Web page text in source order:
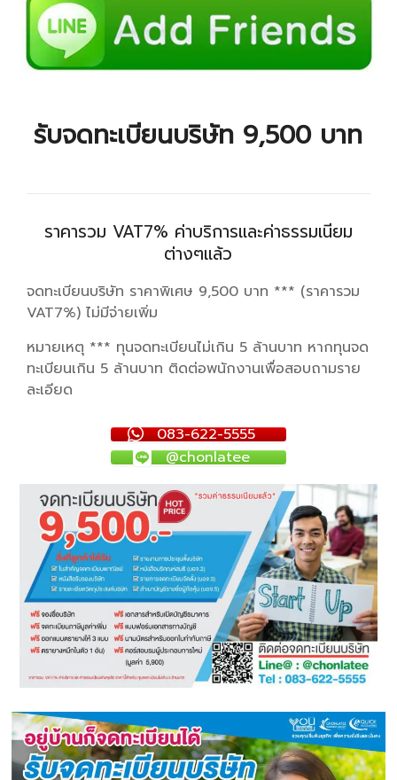
รับจดทะเบียนบริษัท 9,500 บาท
ราคารวม VAT7% ค่าบริการและค่าธรรมเนียม
ต่างๆแล้ว
จดทะเบียนบริษัท ราคาพิเศษ 9,500 บาท *** (ราคารวม
VAT7%) ไม่มีจ่ายเพิ่ม
หมายเหตุ *** ทุนจดทะเบียนไม่เกิน 5 ล้านบาท หากทุนจด
ทะเบียนเกิน 5 ล้านบาท ติดต่อพนักงานเพื่อสอบถามราย
ละเอียด
083-622-5555
@chonlatee